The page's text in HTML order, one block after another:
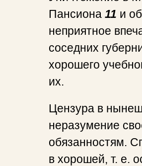
Пансиона 11 и
неприятное
соседних
хорошего
их.
Цензура в
неразумение
обязанностям.
в хорошей, т. е.